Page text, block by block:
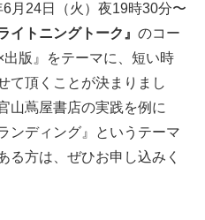
月24日（火）夜19時30分〜
ライトニングトーク』 のコー
版』をテーマに、短い時
て頂くことが決まりまし
山蔦屋書店の実践を例に
ンディング』というテーマ
る方は、ぜひお申し込みく